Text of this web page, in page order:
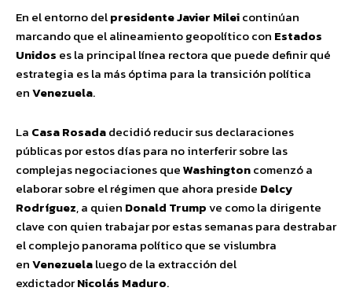
En el entorno delpresidente Javier Mileicontinúan
marcando que el alineamiento geopolítico con Estados
Unidos es la principal línea rectora que puede definir qué
estrategia es la más óptima para la transición política
enVenezuela.
La Casa Rosadadecidió reducir sus declaraciones
públicas por estos días para no interferir sobre las
complejas negociaciones queWashingtoncomenzó a
elaborar sobre el régimen que ahora preside Delcy
Rodríguez, a quien Donald Trumpve como la dirigente
clave con quien trabajar por estas semanas para destrabar
el complejo panorama político que se vislumbra
enVenezuelaluego de la extracción del
exdictadorNicolás Maduro.